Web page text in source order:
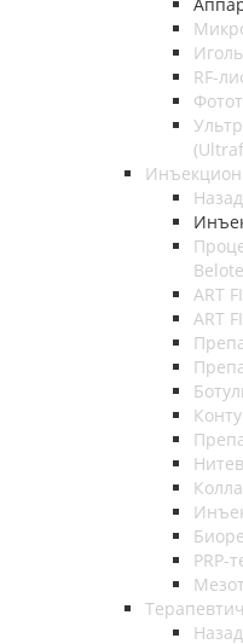
RF-
Назад
ART
ART
PRP-
Назад